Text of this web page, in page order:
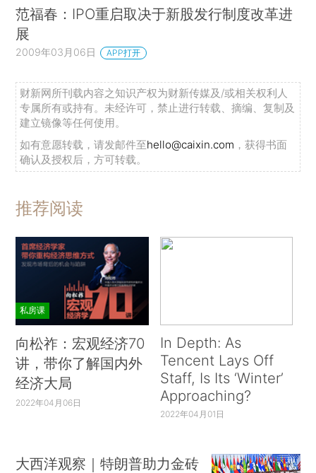
范福春：IPO重启取决于新股发行制度改革进
展
2009年03月06日 APP打开
财新网所刊载内容之知识产权为财新传媒及/或相关权利人
专属所有或持有。未经许可，禁止进行转载、摘编、复制及
建立镜像等任何使用。
如有意愿转载，请发邮件至hello@caixin.com ，获得书面
确认及授权后，方可转载。
推荐阅读
私房课
向松祚：宏观经济70
讲，带你了解国内外
经济大局
2022年04月06日
In Depth: As
Tencent Lays Off
Staff, Is Its ‘Winter’
Approaching?
2022年04月01日
大西洋观察｜特朗普助力金砖